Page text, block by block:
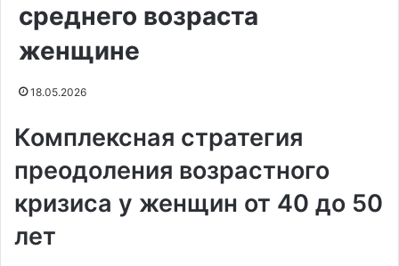
среднего возраста
женщине
18.05.2026
Комплексная стратегия
преодоления возрастного
кризиса у женщин от 40 до 50
лет